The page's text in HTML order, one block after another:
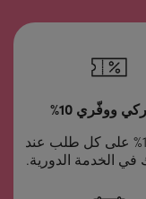
ووفّري 10%
وفّري 10% على كل طلب عند
في الخدمة الدورية.